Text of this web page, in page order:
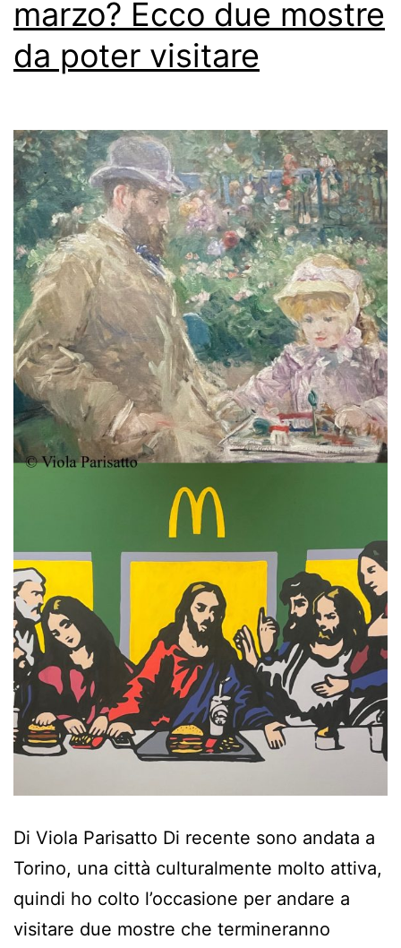
marzo? Ecco due mostre
da poter visitare
Di Viola Parisatto Di recente sono andata a
Torino, una città culturalmente molto attiva,
quindi ho colto l’occasione per andare a
visitare due mostre che termineranno